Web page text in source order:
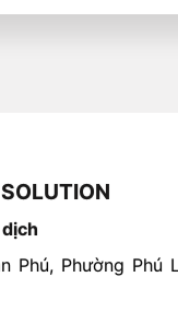
Phú, Phường Phú